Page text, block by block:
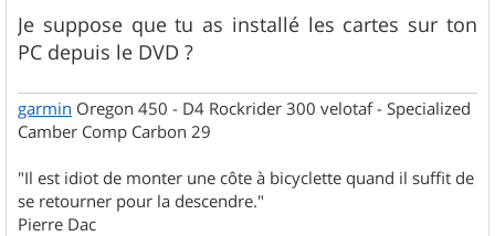
Je suppose que tu as installé les cartes sur ton
PC depuis le DVD ?
garmin Oregon 450 - D4 Rockrider 300 velotaf - Specialized
Camber Comp Carbon 29
"Il est idiot de monter une côte à bicyclette quand il suffit de
se retourner pour la descendre."
Pierre Dac